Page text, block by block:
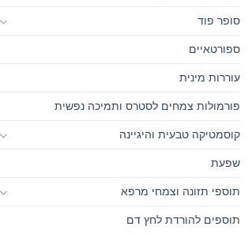
סופר פוד
ספורטאיים
עוררות מינית
פורמולות צמחים לסטרס ותמיכה נפשית
קוסמטיקה טבעית והיגיינה
שפעת
תוספי תזונה וצמחי מרפא
תוספים להורדת לחץ דם